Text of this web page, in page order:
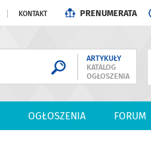
KONTAKT PRENUMERATA
ARTYKUŁY
KATALOG
OGŁOSZENIA
OGŁOSZENIA FORUM